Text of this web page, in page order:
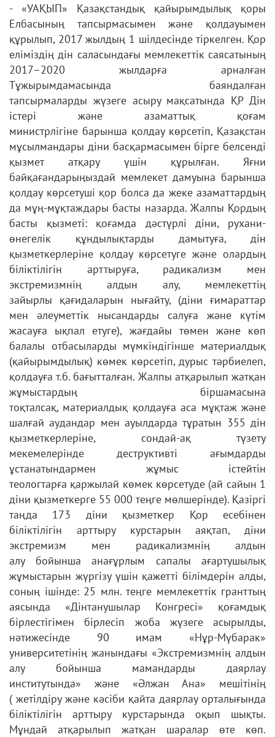
- «УАҚЫП» Қазақстандық қайырымдылық қоры
Елбасының тапсырмасымен және қолдауымен
құрылып, 2017 жылдың 1 шілдесіндетіркелген. Қор
еліміздің дін саласындағы мемлекеттік саясатының
2017–2020 жылдарға арналған
Тұжырымдамасында баяндалған
тапсырмаларды жүзеге асыру мақсатында ҚР Дін
істері және азаматтық қоғам
министрлігіне барынша қолдау көрсетіп, Қазақстан
мұсылмандары діни басқармасымен бірге белсенді
қызмет атқару үшін құрылған. Яғни
байқағандарыңыздай мемлекет дамуына барынша
қолдау көрсетуші қор болса да жеке азаматтардың
да мұң-мұқтаждары басты назарда. Жалпы Қордың
басты қызметі: қоғамда дәстүрлі діни, рухани-
өнегелік құндылықтарды дамытуға, дін
қызметкерлеріне қолдау көрсетуге және олардың
біліктілігін арттыруға, радикализм мен
экстремизмнің алдын алу, мемлекеттің
зайырлы қағидаларын нығайту, (діни ғимараттар
мен әлеуметтік нысандарды салуға және күтім
жасауға ықпал етуге), жағдайы төмен және көп
балалы отбасыларды мүмкіндігінше материалдық
(қайырымдылық) көмек көрсетіп,дурыс тәрбиелеп,
қолдауға т.б. бағытталған. Жалпы атқарылып жатқан
жұмыстардың біршамасына
тоқталсақ, материалдық қолдауға аса мұқтаж және
шалғай аудандар мен ауылдардатұратын 355 дін
қызметкерлеріне, сондай-ақ түзету
мекемелерінде деструктивті ағымдарды
ұстанатындармен жұмыс істейтін
теологтарға қаржылай көмек көрсетуде (ай сайын 1
діни қызметкерге 55 000 теңге мөлшерінде). Қазіргі
таңда 173 діни қызметкер Қор есебінен
біліктілігін арттыру курстарын аяқтап, діни
экстремизм мен радикализмнің алдын
алу бойынша анағұрлым сапалы ағартушылық
жұмыстарын жүргізу үшін қажетті білімдерін алды,
соның ішінде: 25 млн. теңге мемлекеттік гранттың
аясында «Дінтанушылар Конгресі» қоғамдық
бірлестігімен бірлесіп жоба жүзеге асырылды,
нәтижесінде 90 имам «Нұр-Мүбарак»
университетінің жанындағы «Экстремизмнің алдын
алу бойынша мамандарды даярлау
институтында» және «Әлжан Ана» мешітінің
( жетілдіру және кәсіби қайта даярлау орталығында
біліктілігін арттыру курстарында оқып шықты.
Мұндай атқарылып жатқан шаралар өте көп.